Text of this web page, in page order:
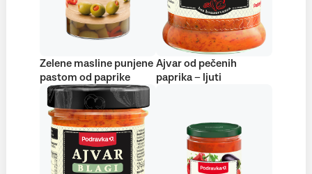
Zelene masline punjene
pastom od paprike
Ajvar od pečenih
paprika – ljuti